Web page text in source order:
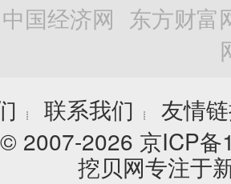
中国经济网 东方财富
┊ 联系我们 ┊
友情
2007-2026 京ICP
挖贝网专注于